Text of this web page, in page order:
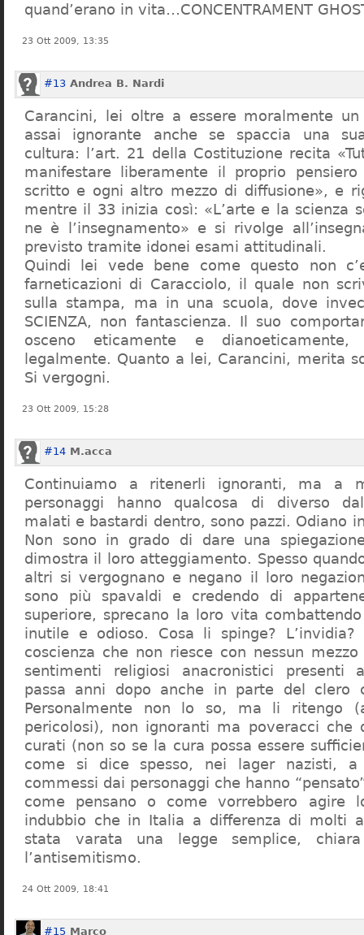
quand’erano in vita…CONCENTRAMENT
23 Ott 2009, 13:35
#13 Andrea B. Nardi
Carancini, lei oltre a essere moralmente
assai ignorante anche se spaccia una
cultura: l’art. 21 della Costituzione recita
manifestare liberamente il proprio
scritto e ogni altro mezzo di diffusione», e
mentre il 33 inizia così: «L’arte e la scienza
ne è l’insegnamento» e si rivolge
previsto tramite idonei esami attitudinali.
Quindi lei vede bene come questo non
farneticazioni di Caracciolo, il quale non
sulla stampa, ma in una scuola, dove
SCIENZA, non fantascienza. Il suo
osceno eticamente e dianoeticamente,
legalmente. Quanto a lei, Carancini, merita
Si vergogni.
23 Ott 2009, 15:28
#14 M.acca
Continuiamo a ritenerli ignoranti, ma a
personaggi hanno qualcosa di diverso
malati e bastardi dentro, sono pazzi. Odiano
Non sono in grado di dare una
dimostra il loro atteggiamento. Spesso
altri si vergognano e negano il loro
sono più spavaldi e credendo di
superiore, sprecano la loro vita
inutile e odioso. Cosa li spinge?
coscienza che non riesce con nessun
sentimenti religiosi anacronistici presenti
passa anni dopo anche in parte del clero
Personalmente non lo so, ma li ritengo
pericolosi), non ignoranti ma poveracci che
curati (non so se la cura possa essere
come si dice spesso, nei lager nazisti,
commessi dai personaggi che hanno
come pensano o come vorrebbero agire
indubbio che in Italia a differenza di molti
stata varata una legge semplice,
l’antisemitismo.
24 Ott 2009, 18:41
#15 Marco